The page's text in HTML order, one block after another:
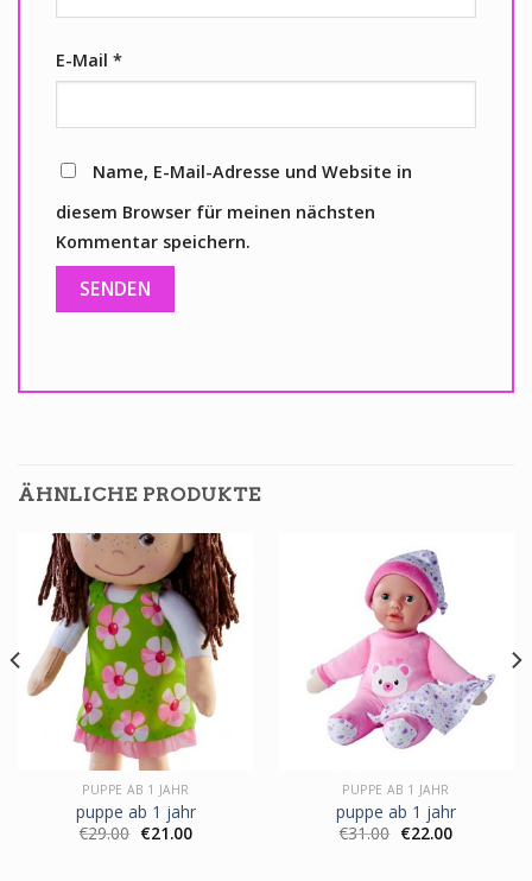
E-Mail *
Name, E-Mail-Adresse und Website in
diesem Browser für meinen nächsten
Kommentar speichern.
ÄHNLICHE PRODUKTE
PUPPE AB 1 JAHR
puppe ab 1 jahr
€29.00 €21.00
PUPPE AB 1 JAHR
puppe ab 1 jahr
€31.00 €22.00